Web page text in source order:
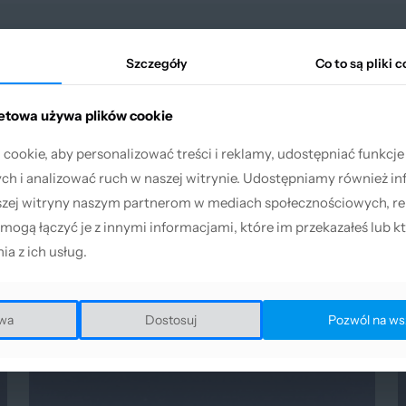
lens
Silica)
głowicach tnących CNC.
Szczegóły Co to są pliki
używa plików cookie
aby personalizować treści i reklamy, udostępniać
i analizować ruch w naszej witrynie. Udostępniamy również
witryny naszym partnerom w mediach społecznościowych,
łączyć je z innymi informacjami, które im przekazałeś lub
z ich usług.
Dostosuj Pozwól na
Szczegóły Co to są pliki
używa plików cookie
aby personalizować treści i reklamy, udostępniać
i analizować ruch w naszej witrynie. Udostępniamy również
witryny naszym partnerom w mediach społecznościowych,
łączyć je z innymi informacjami, które im przekazałeś lub
z ich usług.
Dostosuj Pozwól na